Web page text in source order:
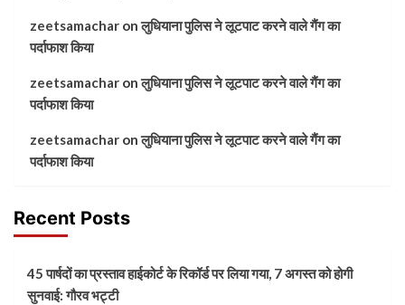
zeetsamachar onलुधियाना पुलिस ने लूटपाट करने वाले गैंग का
पर्दाफाश किया
zeetsamachar onलुधियाना पुलिस ने लूटपाट करने वाले गैंग का
पर्दाफाश किया
zeetsamachar onलुधियाना पुलिस ने लूटपाट करने वाले गैंग का
पर्दाफाश किया
Recent Posts
45 पार्षदों का प्रस्ताव हाईकोर्ट के रिकॉर्ड पर लिया गया, 7 अगस्त को होगी
सुनवाई: गौरव भट्टी